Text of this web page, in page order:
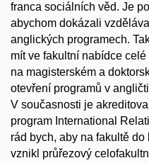
franca sociálních věd. Je
abychom dokázali
anglických programech.
mít ve fakultní nabídce
na magisterském a
otevření programů v
V současnosti je
program International
rád bych, aby na fakultě
vznikl průřezový